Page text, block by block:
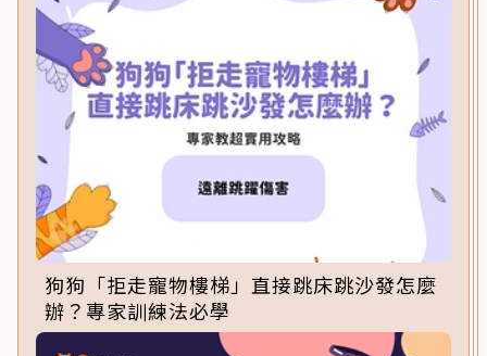
狗狗「拒走寵物樓梯」直接跳床跳沙發怎麼
辦？專家訓練法必學